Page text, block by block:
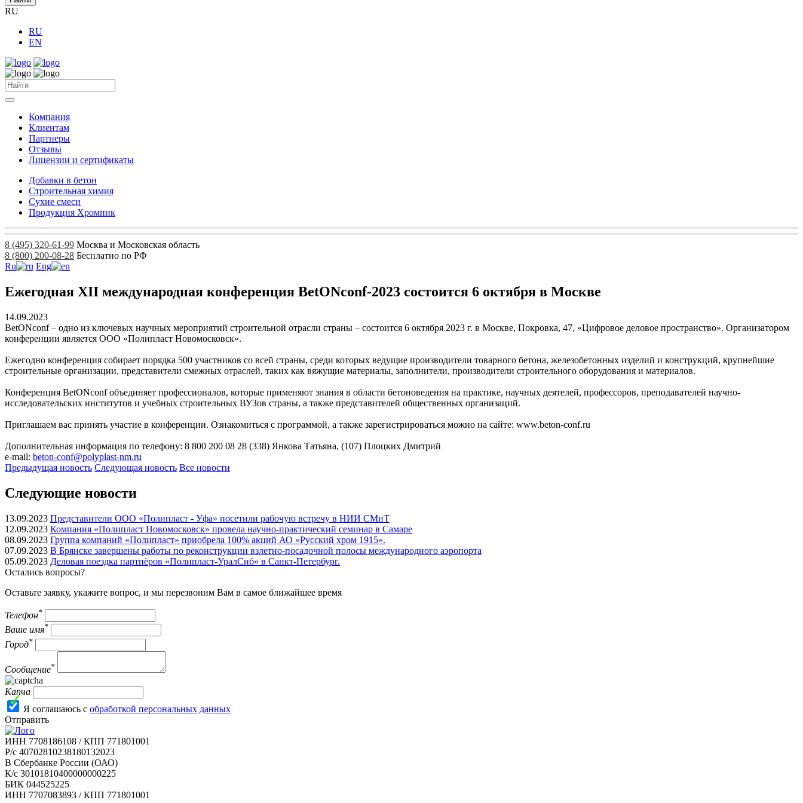
RU
RU
EN
Компания
Клиентам
Партнеры
Отзывы
Лицензии и сертификаты
Добавки в бетон
Строительная химия
Сухие смеси
Продукция Хромпик
8 (495) 320-61-99 Москва и Московская область
8 (800) 200-08-28 Бесплатно по РФ
Ru
Eng
Ежегодная XII международная конференция BetONconf-2023 состоится 6 октября в Москве
14.09.2023
BetONconf – одно из ключевых научных мероприятий строительной отрасли страны – состоится 6 октября 2023 г. в Москве, Покровка, 47, «Цифровое деловое пространство». Организатором
конференции является ООО «Полипласт Новомосковск».
Ежегодно конференция собирает порядка 500 участников со всей страны, среди которых ведущие производители товарного бетона, железобетонных изделий и конструкций, крупнейшие
строительные организации, представители смежных отраслей, таких как вяжущие материалы, заполнители, производители строительного оборудования и материалов.
Конференция BetONconf объединяет профессионалов, которые применяют знания в области бетоноведения на практике, научных деятелей, профессоров, преподавателей научно-
исследовательских институтов и учебных строительных ВУЗов страны, а также представителей общественных организаций.
Приглашаем вас принять участие в конференции. Ознакомиться с программой, а также зарегистрироваться можно на сайте: www.beton-conf.ru
Дополнительная информация по телефону: 8 800 200 08 28 (338) Янкова Татьяна, (107) Плоцких Дмитрий
e-mail: beton-conf@polyplast-nm.ru
Предыдущая новость Следующая новость Все новости
Следующие новости
13.09.2023 Представители ООО «Полипласт - Уфа» посетили рабочую встречу в НИИ СМиТ
12.09.2023 Компания «Полипласт Новомосковск» провела научно-практический семинар в Самаре
08.09.2023 Группа компаний «Полипласт» приобрела 100% акций АО «Русский хром 1915».
07.09.2023 В Брянске завершены работы по реконструкции взлетно-посадочной полосы международного аэропорта
05.09.2023 Деловая поездка партнёров «Полипласт-УралСиб» в Санкт-Петербург.
Остались вопросы?
Оставьте заявку, укажите вопрос, и мы перезвоним Вам в самое ближайшее время
Телефон*
Ваше имя*
Город*
Сообщение*
Капча
Я соглашаюсь с обработкой персональных данных
Отправить
ИНН 7708186108 / КПП 771801001
Р/с 40702810238180132023
В Сбербанке России (ОАО)
К/с 30101810400000000225
БИК 044525225
ИНН 7707083893 / КПП 771801001